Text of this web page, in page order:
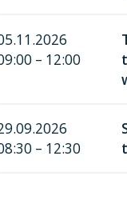
– 12:00
– 12:30